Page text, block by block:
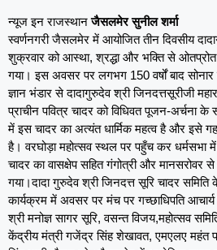
न्यूज इन राजस्थानजैसलमेर सुनील शर्मा
स्वर्णनगरी जैसलमेर में आयोजित तीन दिवसीय
शुक्रवार को आस्था, श्रद्धा और भक्ति से ओतप्रोत
गया। इस अवसर पर लगभग 150 वर्षों बाद सोनार
ज्ञान भंडार से दादागुरुदेव श्री जिनदत्तसूरीजी
प्राचीन पवित्र चादर को विधिवत पूजन-अर्चना
में इस चादर का अत्यंत धार्मिक महत्व है और इसे
है। वरघोड़ा महोत्सव स्थल पर पहुँच कर धर्मसभा में
चादर का वासक्षेप सहित गंगोत्री और
गया।दादा गुरुदेव श्री जिनदत्त सूरि चादर
कार्यक्रम में अवसर पर मंच पर गच्छाधिपति
श्री मनोज्ञ सागर सूरि, वसन्त विजय,महोत्सव
केंद्रीय मंत्री गजेंद्र सिंह शेखावत, एमएलए महंत